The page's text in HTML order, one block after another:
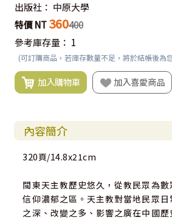
出版社： 中原大學
特價 NT 360400
參考庫存量： 1
(可訂購商品，若庫存數量不足，將於結帳後為
加入購物車 加入喜愛商品
內容簡介
320頁/14.8x21cm
閩東天主教歷史悠久，從教民眾為
信仰濃郁之區。天主教對當地民眾
之深、改變之多、影響之廣在中國